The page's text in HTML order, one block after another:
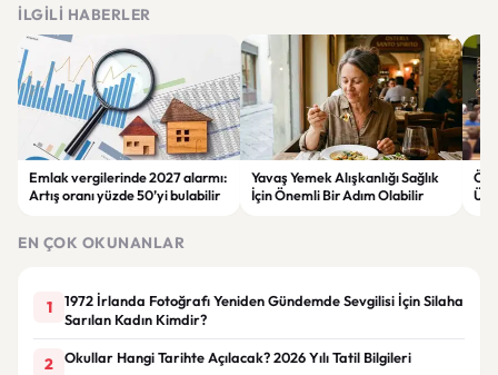
İLGILI HABERLER
Emlak vergilerinde 2027 alarmı:
Artış oranı yüzde 50’yi bulabilir
Yavaş Yemek Alışkanlığı Sağlık
İçin Önemli Bir Adım Olabilir
EN ÇOK OKUNANLAR
1
1972 İrlanda Fotoğrafı Yeniden Gündemde Sevgilisi İçin Silaha
Sarılan Kadın Kimdir?
2 Okullar Hangi Tarihte Açılacak? 2026 Yılı Tatil Bilgileri